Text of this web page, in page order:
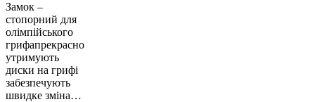
Замок –
стопорний для
олімпійського
грифапрекрасно
утримують
диски на грифі
забезпечують
швидке зміна…